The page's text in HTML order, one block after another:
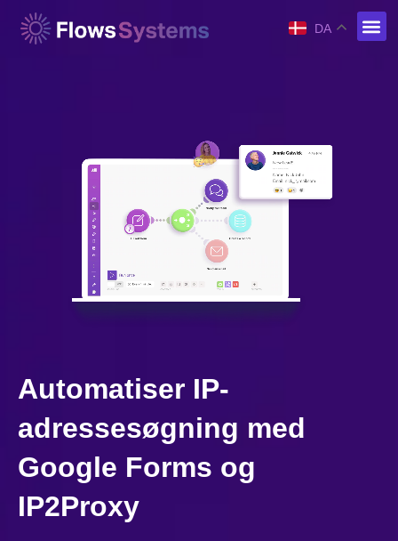
DA
Automatiser IP-
adressesøgning med
Google Forms og
IP2Proxy